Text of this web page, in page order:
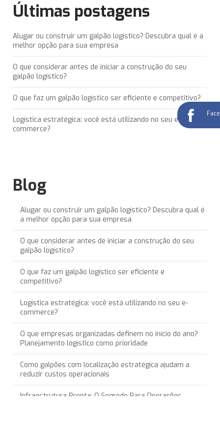
Últimas postagens
Alugar ou construir um galpão logístico? Descubra qual é a
melhor opção para sua empresa
O que considerar antes de iniciar a construção do seu
galpão logístico?
O que faz um galpão logístico ser eficiente e competitivo?
Logística estratégica: você está utilizando no seu e-
commerce?
Blog
Alugar ou construir um galpão logístico? Descubra qual é
a melhor opção para sua empresa
O que considerar antes de iniciar a construção do seu
galpão logístico?
O que faz um galpão logístico ser eficiente e
competitivo?
Logística estratégica: você está utilizando no seu e-
commerce?
O que empresas organizadas definem no início do ano?
Planejamento logístico como prioridade
Como galpões com localização estratégica ajudam a
reduzir custos operacionais
Infraestrutura Pronta: O Segredo Para Operações